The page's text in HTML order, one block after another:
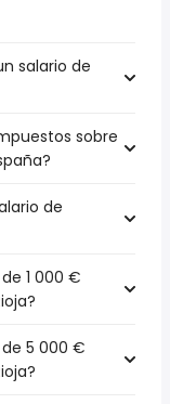
salario de
sobre
de
1 000 €
5 000 €